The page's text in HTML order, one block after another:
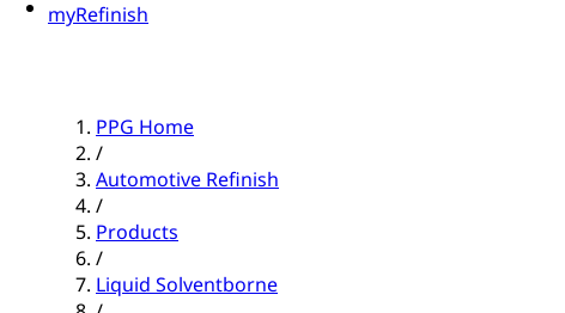
myRefinish
PPG Home
/
Automotive Refinish
/
Products
/
Liquid Solventborne